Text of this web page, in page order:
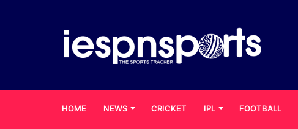
HOME NEWS CRICKET IPL FOOTBALL